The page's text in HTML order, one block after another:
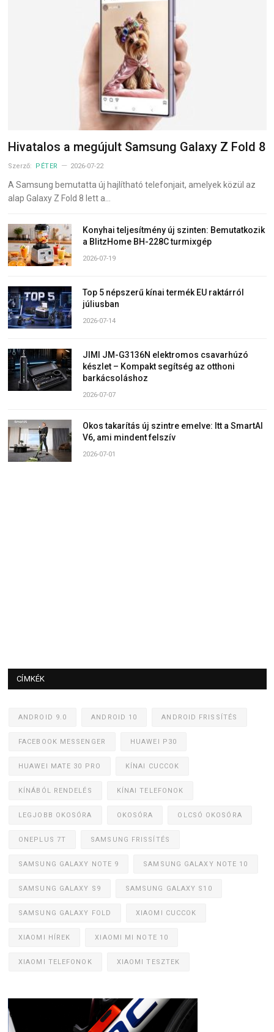
Hivatalos a megújult Samsung Galaxy Z Fold 8
Szerző: PÉTER 2026-07-22
A Samsung bemutatta új hajlítható telefonjait, amelyek közül az
alap Galaxy Z Fold 8 lett a…
Konyhai teljesítmény új szinten: Bemutatkozik
a BlitzHome BH-228C turmixgép
2026-07-19
Top 5 népszerű kínai termék EU raktárról
júliusban
2026-07-14
JIMI JM-G3136N elektromos csavarhúzó
készlet – Kompakt segítség az otthoni
barkácsoláshoz
2026-07-07
Okos takarítás új szintre emelve: Itt a SmartAI
V6, ami mindent felszív
2026-07-01
CÍMKÉK
ANDROID 9.0 ANDROID 10 ANDROID FRISSÍTÉS
FACEBOOK MESSENGER HUAWEI P30
HUAWEI MATE 30 PRO KÍNAI CUCCOK
KÍNÁBÓL RENDELÉS KÍNAI TELEFONOK
LEGJOBB OKOSÓRA OKOSÓRA OLCSÓ OKOSÓRA
ONEPLUS 7T SAMSUNG FRISSÍTÉS
SAMSUNG GALAXY NOTE 9 SAMSUNG GALAXY NOTE 10
SAMSUNG GALAXY S9 SAMSUNG GALAXY S10
SAMSUNG GALAXY FOLD XIAOMI CUCCOK
XIAOMI HÍREK XIAOMI MI NOTE 10
XIAOMI TELEFONOK XIAOMI TESZTEK